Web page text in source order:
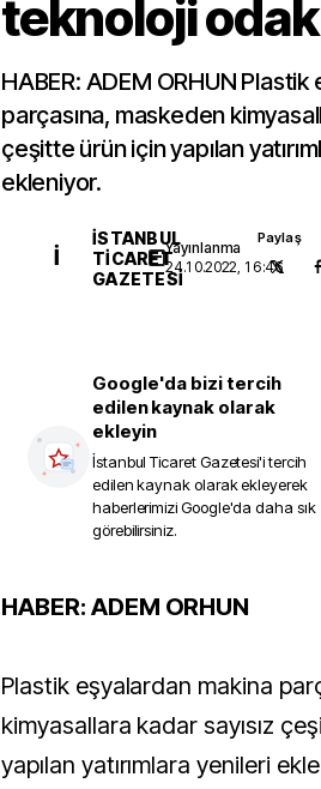
teknoloji
HABER: ADEM ORHUN
parçasına, maskeden
çeşitte ürün için yapılan
ekleniyor.
İ
İSTANBUL
TICARET
GAZETESI
Yayınlanma
24.10.2022, 16:46
Paylaş
Google'da bizi tercih
edilen kaynak olarak
ekleyin
İstanbul Ticaret Gazetesi'i tercih
edilen kaynak olarak ekleyerek
haberlerimizi Google'da daha sık
görebilirsiniz.
HABER: ADEM ORHUN
Plastik eşyalardan makina
kimyasallara kadar sayısız
yapılan yatırımlara yenileri